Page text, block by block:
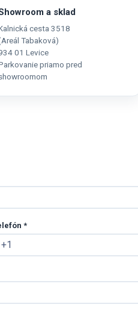
a sklad
cesta 3518
Tabaková)
01 Levice
priamo pred
*